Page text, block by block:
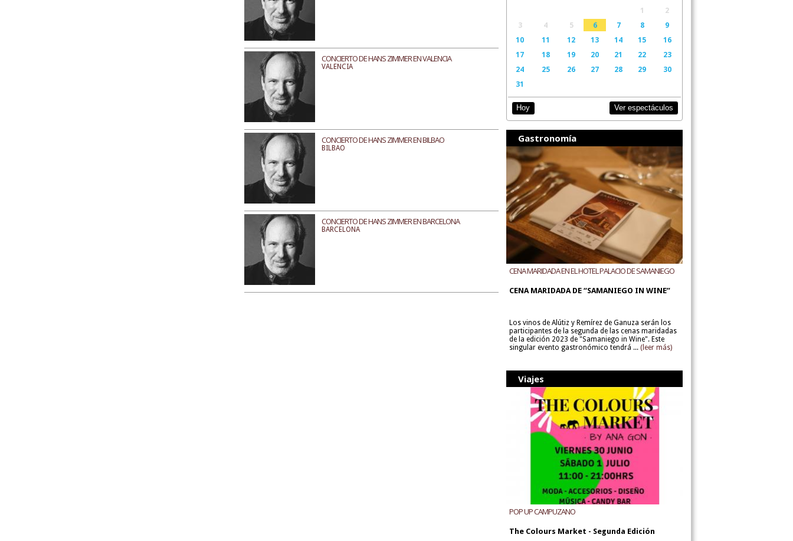
CONCIERTO DE HANS ZIMMER EN VALENCIA
VALENCIA
CONCIERTO DE HANS ZIMMER EN BILBAO
BILBAO
CONCIERTO DE HANS ZIMMER EN BARCELONA
BARCELONA
1
2
3
4 5 6 7 8
9
10
11 12 13 14 15
16
17
18 19 20 21 22
23
24
25 26 27 28 29
30
31
Hoy Ver espectáculos
Gastronomía
CENA MARIDADA EN EL HOTEL PALACIO DE SAMANIEGO
CENA MARIDADA DE “SAMANIEGO IN WINE”
Los vinos de Alútiz y Remírez de Ganuza serán los
participantes de la segunda de las cenas maridadas
de la edición 2023 de "Samaniego in Wine". Este
singular evento gastronómico tendrá ... (leer más)
Viajes
POP UP CAMPUZANO
The Colours Market - Segunda Edición